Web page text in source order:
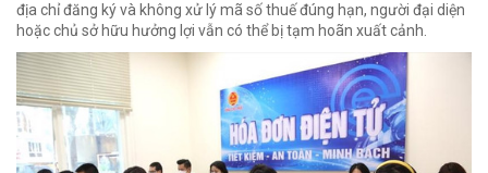
địa chỉ đăng ký và không xử lý mã số thuế đúng hạn, người đại diện
hoặc chủ sở hữu hưởng lợi vẫn có thể bị tạm hoãn xuất cảnh.